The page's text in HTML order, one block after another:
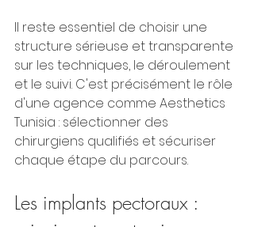
Il reste essentiel de choisir une
structure sérieuse et transparente
sur les techniques, le déroulement
et le suivi. C'est précisément le rôle
d'une agence comme Aesthetics
Tunisia : sélectionner des
chirurgiens qualifiés et sécuriser
chaque étape du parcours.
Les implants pectoraux :